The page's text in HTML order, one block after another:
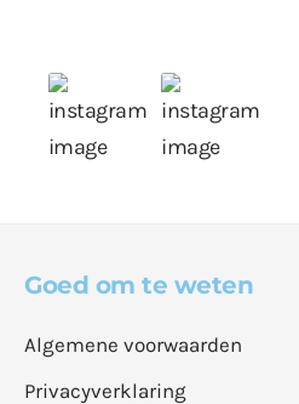
Goed om te weten
Algemene voorwaarden
Privacyverklaring